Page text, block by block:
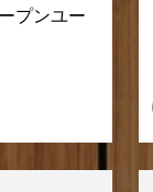
プンユー